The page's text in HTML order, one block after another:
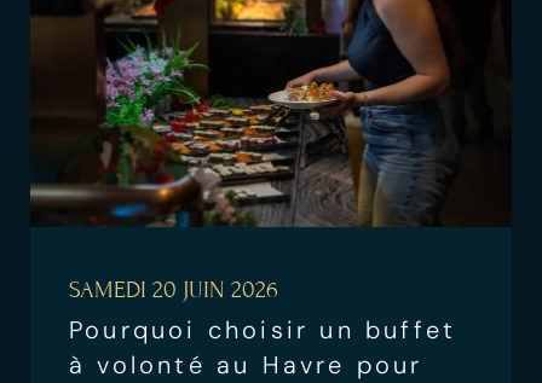
SAMEDI 20 JUIN 2026
Pourquoi choisir un buffet
à volonté au Havre pour